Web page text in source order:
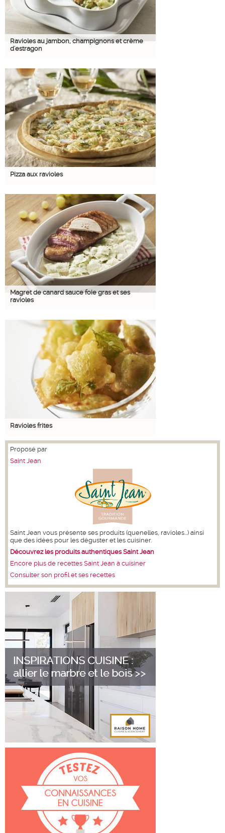
Ravioles au jambon, champignons et crème
d'estragon
Pizza aux ravioles
Magret de canard sauce foie gras et ses
ravioles
Ravioles frites
Proposé par
Saint Jean
Saint Jean vous présente ses produits (quenelles, ravioles...) ainsi
que des idées pour les déguster et les cuisiner.
Découvrez les produits authentiques Saint Jean
Encore plus de recettes Saint Jean à cuisiner
Consulter son profil et ses recettes